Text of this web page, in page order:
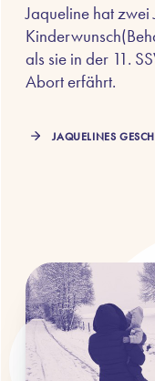
Jaqueline hat zwei
als sie in der 11.
Abort erfährt.
JAQUELINES